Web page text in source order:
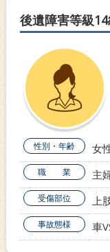
後遺障害等級
性別・年齢 女
職 業 主
受傷部位 上
事故態様 車